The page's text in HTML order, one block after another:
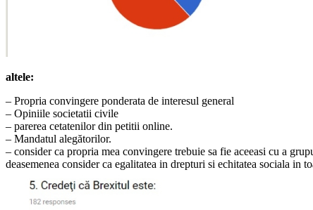
altele:
– Propria convingere ponderata de interesul general
– Opiniile societatii civile
– parerea cetatenilor din petitii online.
– Mandatul alegătorilor.
– consider ca propria mea convingere trebuie sa fie aceeasi cu a
deasemenea consider ca egalitatea in drepturi si echitatea sociala in